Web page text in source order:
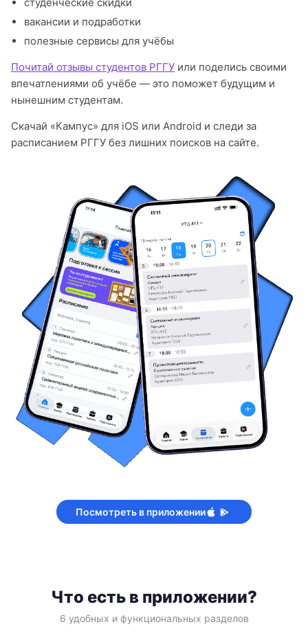
вакансии и подработки
полезные сервисы для учёбы
Почитай отзывы студентов РГГУ или поделись своими
впечатлениями об учёбе — это поможет будущим и
нынешним студентам.
Скачай «Кампус» для iOS или Android и следи за
расписанием РГГУ без лишних поисков на сайте.
Посмотреть в приложении
Что есть в приложении?
6 удобных и функциональных разделов